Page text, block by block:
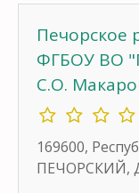
Печорское
ФГБОУ ВО
С.О.
169600,
ПЕЧОРСКИЙ,